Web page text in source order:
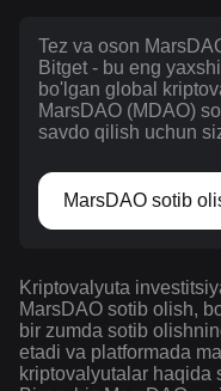
Tez va oson
Bitget - bu eng
bo'lgan global
MarsDAO (MDAO)
savdo qilish uchun
MarsDAO sotib
Kriptovalyuta
MarsDAO sotib olish,
bir zumda sotib
etadi va platformada
kriptovalyutalar haqida